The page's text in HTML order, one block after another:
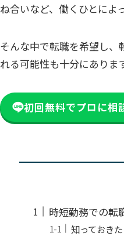
ね合いなど、働くひとによ
そんな中で転職を希望し
れる可能性も十分にありま
初回無料でプロに相
時短勤務での転
知っておき